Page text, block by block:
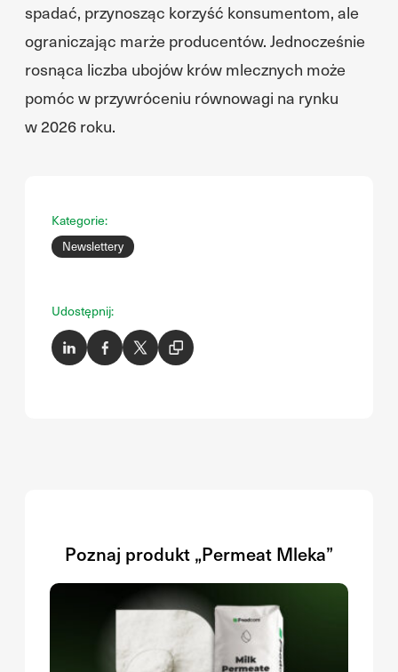
spadać, przynosząc korzyść konsumentom, ale
ograniczając marże producentów. Jednocześnie
rosnąca liczba ubojów krów mlecznych może
pomóc w przywróceniu równowagi na rynku
w 2026 roku.
Kategorie:
Newslettery
Udostępnij:
Poznaj produkt „Permeat Mleka”